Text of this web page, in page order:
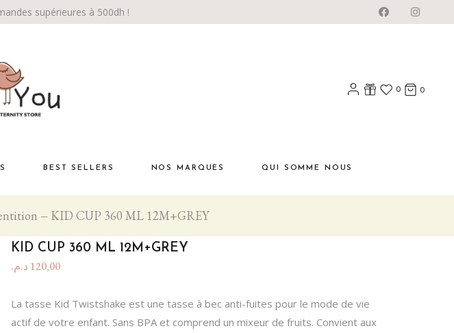
supérieures à 500dh !
0 0
BEST SELLERS NOS MARQUES QUI SOMME NOUS
KID CUP 360 ML 12M+GREY
KID CUP 360 ML 12M+GREY
120,00 د.م.
La tasse Kid Twistshake est une tasse à bec anti-fuites pour le mode de vie
actif de votre enfant. Sans BPA et comprend un mixeur de fruits. Convient aux